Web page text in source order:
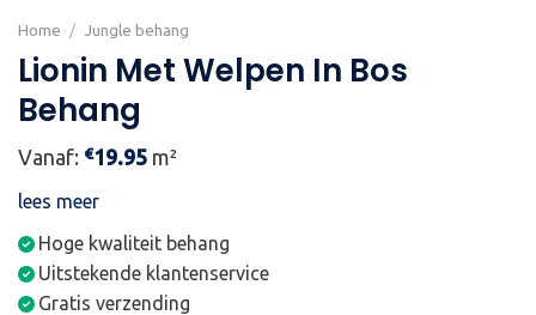
Home / Jungle behang
Lionin Met Welpen In Bos
Behang
Vanaf: €19.95 m²
lees meer
Hoge kwaliteit behang
Uitstekende klantenservice
Gratis verzending